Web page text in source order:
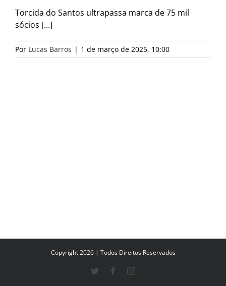
Torcida do Santos ultrapassa marca de 75 mil
sócios [...]
Por Lucas Barros | 1 de março de 2025, 10:00
Copyright 2026 | Todos Direitos Reservados
Twitter FacebookInstagram